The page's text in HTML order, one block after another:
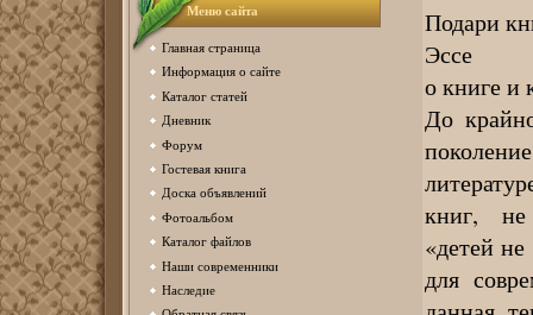
Меню сайта
Главная страница
Информация о сайте
Каталог статей
Дневник
Форум
Гостевая книга
Доска объявлений
Фотоальбом
Каталог файлов
Наши современники
Наследие
Подари
Эссе
о книге и
До
книг, не
«детей
для